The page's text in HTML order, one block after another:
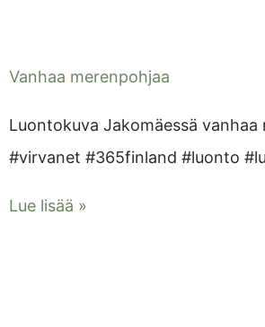
Vanhaa merenpohjaa
Luontokuva Jakomäessä vanhaa
#virvanet #365finland #luonto
Lue lisää »